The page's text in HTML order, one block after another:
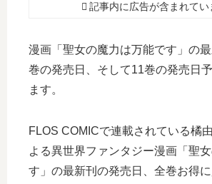
記事内に広告が含まれてい
漫画「聖女の魔力は万能です」の
巻の発売日、そして11巻の発売日
ます。
FLOS COMICで連載されている橘
よる異世界ファンタジー漫画「聖
す」の最新刊の発売日、全巻お得